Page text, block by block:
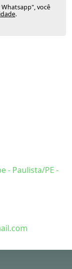
você
.
- Paulista/PE -